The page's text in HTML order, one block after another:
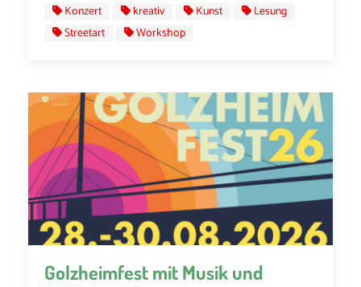
Konzert
kreativ Kunst
Lesung
Streetart
Workshop
Golzheimfest mit Musik und